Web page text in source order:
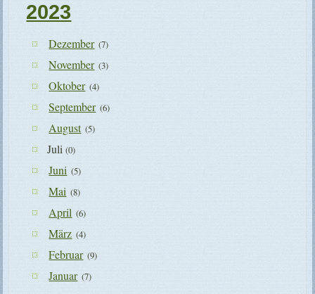
2023
Dezember (7)
November (3)
Oktober (4)
September (6)
August (5)
Juli(0)
Juni (5)
Mai (8)
April (6)
März (4)
Februar (9)
Januar (7)